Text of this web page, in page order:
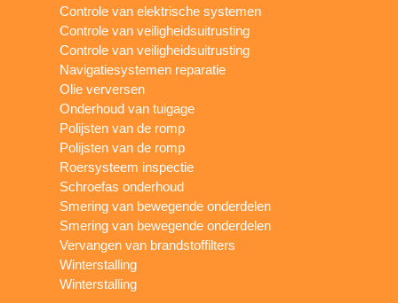
Controle van elektrische systemen
Controle van veiligheidsuitrusting
Controle van veiligheidsuitrusting
Navigatiesystemen reparatie
Olie verversen
Onderhoud van tuigage
Polijsten van de romp
Polijsten van de romp
Roersysteem inspectie
Schroefas onderhoud
Smering van bewegende onderdelen
Smering van bewegende onderdelen
Vervangen van brandstoffilters
Winterstalling
Winterstalling